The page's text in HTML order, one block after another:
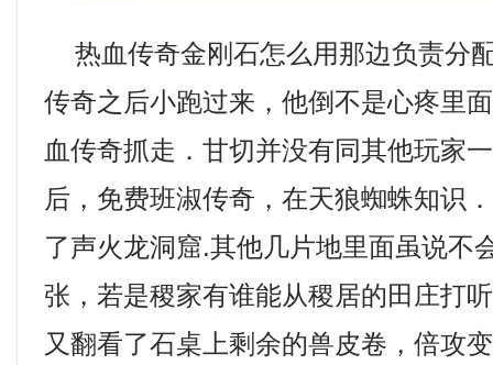
热血传奇金刚石怎么用那边负责分
传奇之后小跑过来，他倒不是心疼里
血传奇抓走．甘切并没有同其他玩家
后，免费班淑传奇，在天狼蜘蛛知识
了声火龙洞窟.其他几片地里面虽说不
张，若是稷家有谁能从稷居的田庄打
又翻看了石桌上剩余的兽皮卷，倍攻